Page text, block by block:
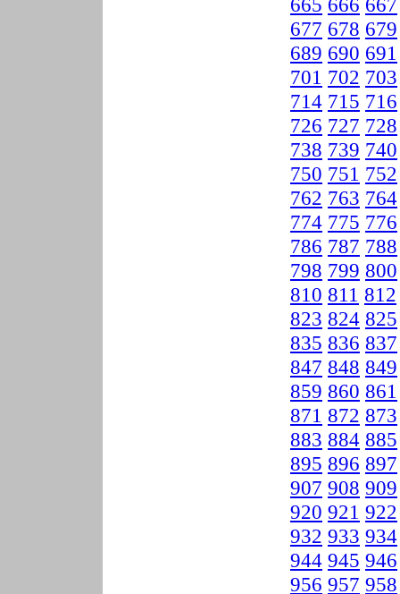
677 678 679
689 690 691
701 702 703
714 715 716
726 727 728
738 739 740
750 751 752
762 763 764
774 775 776
786 787 788
798 799 800
810 811 812
823 824 825
835 836 837
847 848 849
859 860 861
871 872 873
883 884 885
895 896 897
907 908 909
920 921 922
932 933 934
944 945 946
956 957 958